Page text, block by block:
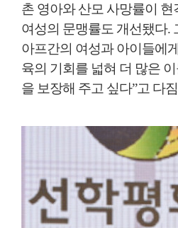
촌 영아와 산모 사망률이
여성의 문맹률도 개선됐다.
아프간의 여성과 아이들에
육의 기회를 넓혀 더 많은
을 보장해 주고 싶다”고 다